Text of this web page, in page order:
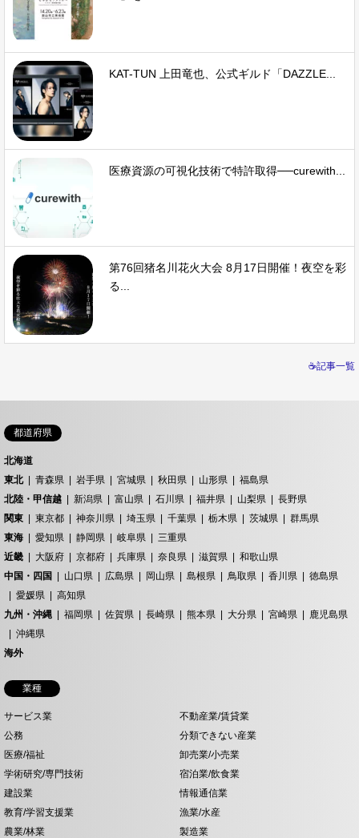
KAT-TUN 上田竜也、公式ギルド「DAZZLE...
医療資源の可視化技術で特許取得──curewith...
第76回猪名川花火大会 8月17日開催！夜空を彩
る...
☕記事一覧
都道府県
北海道
東北
青森県 岩手県 宮城県 秋田県 山形県
福島県
北陸・甲信越
新潟県 富山県 石川県 福井県 山梨県
長野県
関東
東京都 神奈川県 埼玉県 千葉県 栃木県 茨城県
群馬県
東海
愛知県 静岡県 岐阜県
三重県
近畿
大阪府 京都府 兵庫県 奈良県 滋賀県
和歌山県
中国・四国
山口県 広島県 岡山県 島根県 鳥取県 香川県
徳島県
愛媛県
高知県
九州・沖縄
福岡県 佐賀県 長崎県 熊本県 大分県 宮崎県
鹿児島県
沖縄県
海外
業種
サービス業
不動産業/賃貸業
公務
分類できない産業
医療/福祉
卸売業/小売業
学術研究/専門技術
宿泊業/飲食業
建設業
情報通信業
教育/学習支援業
漁業/水産
農業/林業
製造業